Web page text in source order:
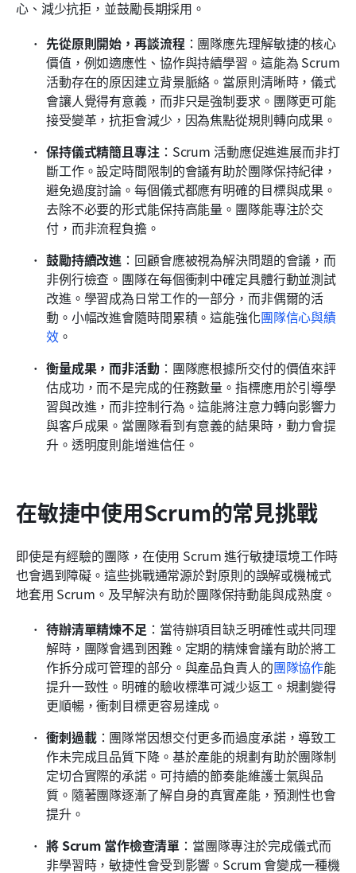
心、減少抗拒，並鼓勵長期採用。
先從原則開始，再談流程 ：團隊應先理解敏捷的核心
價值，例如適應性、協作與持續學習。這能為 Scrum
活動存在的原因建立背景脈絡。當原則清晰時，儀式
會讓人覺得有意義，而非只是強制要求。團隊更可能
接受變革，抗拒會減少，因為焦點從規則轉向成果。
保持儀式精簡且專注：Scrum 活動應促進進展而非打
斷工作。設定時間限制的會議有助於團隊保持紀律，
避免過度討論。每個儀式都應有明確的目標與成果。
去除不必要的形式能保持高能量。團隊能專注於交
付，而非流程負擔。
鼓勵持續改進 ：回顧會應被視為解決問題的會議，而
非例行檢查。團隊在每個衝刺中確定具體行動並測試
改進。學習成為日常工作的一部分，而非偶爾的活
動。小幅改進會隨時間累積。這能強化團隊信心與績
效。
衡量成果，而非活動：團隊應根據所交付的價值來評
估成功，而不是完成的任務數量。指標應用於引導學
習與改進，而非控制行為。這能將注意力轉向影響力
與客戶成果。當團隊看到有意義的結果時，動力會提
升。透明度則能增進信任。
在敏捷中使用Scrum的常見挑戰
即使是有經驗的團隊，在使用 Scrum 進行敏捷環境工作時
也會遇到障礙。這些挑戰通常源於對原則的誤解或機械式
地套用 Scrum。及早解決有助於團隊保持動能與成熟度。
待辦清單精煉不足 ：當待辦項目缺乏明確性或共同理
解時，團隊會遇到困難。定期的精煉會議有助於將工
作拆分成可管理的部分。與產品負責人的團隊協作能
提升一致性。明確的驗收標準可減少返工。規劃變得
更順暢，衝刺目標更容易達成。
衝刺過載：團隊常因想交付更多而過度承諾，導致工
作未完成且品質下降。基於產能的規劃有助於團隊制
定切合實際的承諾。可持續的節奏能維護士氣與品
質。隨著團隊逐漸了解自身的真實產能，預測性也會
提升。
將 Scrum 當作檢查清單 ：當團隊專注於完成儀式而
非學習時，敏捷性會受到影響。Scrum 會變成一種機